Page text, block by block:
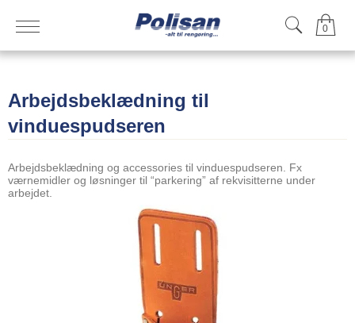
0
Arbejdsbeklædning til
vinduespudseren
Arbejdsbeklædning og accessories til vinduespudseren. Fx
værnemidler og løsninger til “parkering” af rekvisitterne under
arbejdet.